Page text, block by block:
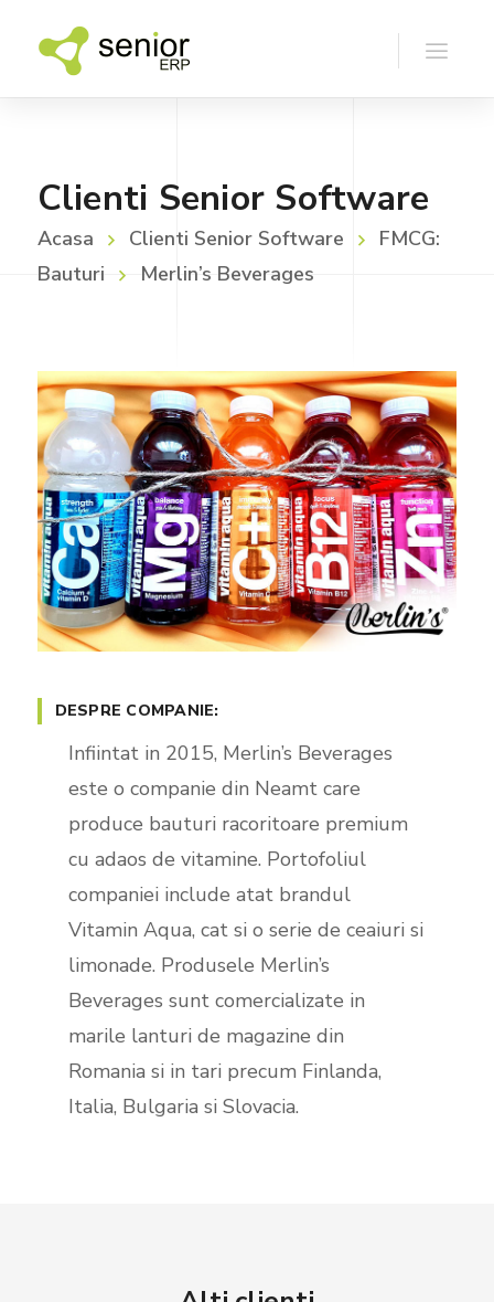
Clienti Senior Software
Acasa Clienti Senior Software
FMCG:
Bauturi
Merlin’s Beverages
DESPRE COMPANIE:
Infiintat in 2015, Merlin’s Beverages
este o companie din Neamt care
produce bauturi racoritoare premium
cu adaos de vitamine. Portofoliul
companiei include atat brandul
Vitamin Aqua, cat si o serie de ceaiuri si
limonade. Produsele Merlin’s
Beverages sunt comercializate in
marile lanturi de magazine din
Romania si in tari precum Finlanda,
Italia, Bulgaria si Slovacia.